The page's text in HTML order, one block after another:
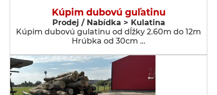
Kúpim dubovú guľatinu
Prodej / Nabídka > Kulatina
Kúpim dubovú gulatinu od dĺžky 2.60m do 12m
Hrúbka od 30cm …